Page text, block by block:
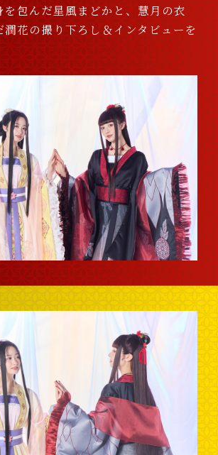
包んだ星風まどかと、慧月の衣
花の撮り下ろし＆インタビューを